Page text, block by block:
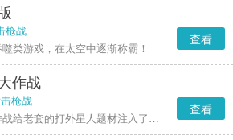
枪战
类游戏，在太空中逐渐称霸！
查看
作战
枪战
城市救援大作战给老套的打外星人题材注入了新趣味，那些边跑边放屁的外星小兵简直是整个夏天的快乐源泉。剧情简单得用便签纸就能记完，但这有什么关系？当你用火箭筒把外星飞船炸成绚烂烟花时，满脑子只有“再来一局”的念头。
查看